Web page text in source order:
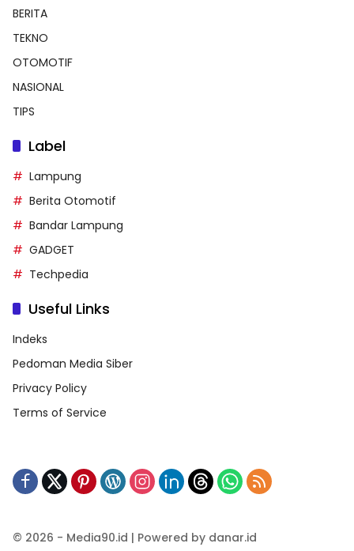
BERITA
TEKNO
OTOMOTIF
NASIONAL
TIPS
Label
Lampung
Berita Otomotif
Bandar Lampung
GADGET
Techpedia
Useful Links
Indeks
Pedoman Media Siber
Privacy Policy
Terms of Service
© 2026 - Media90.id | Powered by danar.id